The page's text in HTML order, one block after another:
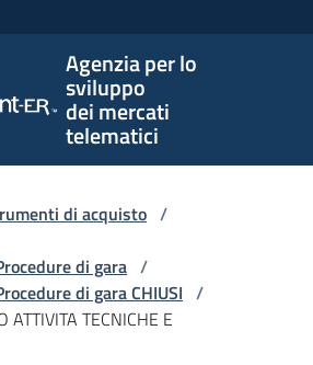
Agenzia per lo
sviluppo
dei mercati
telematici
lo
sviluppo
di acquisto /
di gara /
di gara CHIUSI /
ATTIVITA TECNICHE E